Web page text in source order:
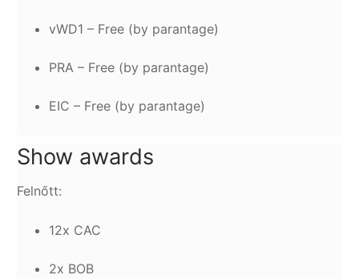
vWD1 – Free (by parantage)
PRA – Free (by parantage)
EIC – Free (by parantage)
Show awards
Felnőtt:
12x CAC
2x BOB